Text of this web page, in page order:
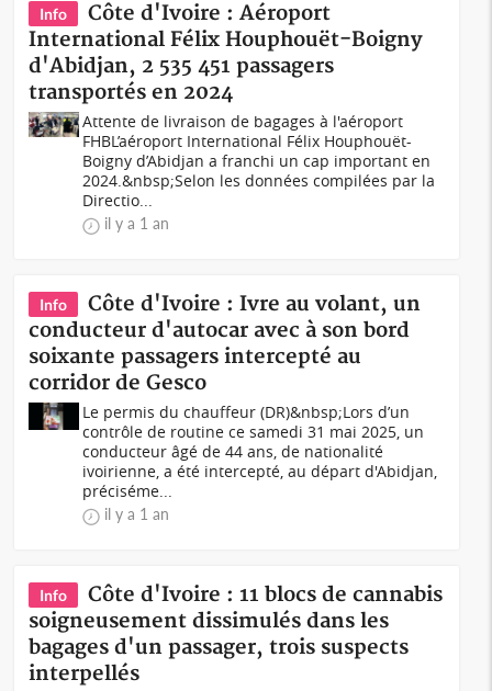
Info
Côte d'Ivoire : Aéroport
International Félix Houphouët-Boigny
d'Abidjan, 2 535 451 passagers
transportés en 2024
Attente de livraison de bagages à l'aéroport
FHBL’aéroport International Félix Houphouët-
Boigny d’Abidjan a franchi un cap important en
2024.&nbsp;Selon les données compilées par la
Directio...
il y a 1 an
Info
Côte d'Ivoire : Ivre au volant, un
conducteur d'autocar avec à son bord
soixante passagers intercepté au
corridor de Gesco
Le permis du chauffeur (DR)&nbsp;Lors d’un
contrôle de routine ce samedi 31 mai 2025, un
conducteur âgé de 44 ans, de nationalité
ivoirienne, a été intercepté, au départ d'Abidjan,
préciséme...
il y a 1 an
Info
Côte d'Ivoire : 11 blocs de cannabis
soigneusement dissimulés dans les
bagages d'un passager, trois suspects
interpellés